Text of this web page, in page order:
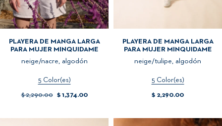
PLAYERA DE MANGA LARGA
PARA MUJER MINQUIDAME
neige/nacre, algodón
5 Color(es)
$ 2,290.00 $ 1,374.00
PLAYERA DE MANGA LARGA
PARA MUJER MINQUIDAME
neige/tulipe, algodón
5 Color(es)
$ 2,290.00